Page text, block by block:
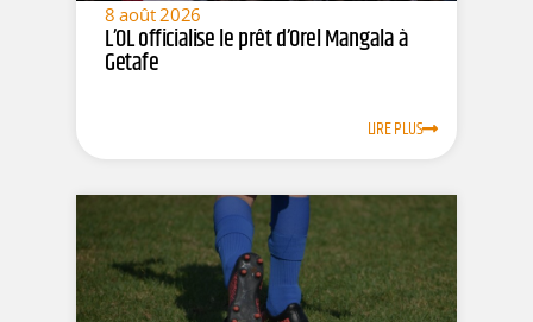
8 août 2026
L’OL officialise le prêt d’Orel Mangala à
Getafe
LIRE PLUS